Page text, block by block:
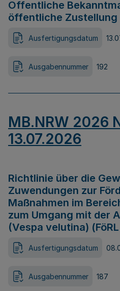
Öffentliche
öffentliche Zustellung
Ausfertigungsdatum
Ausgabennummer 192
MB.NRW 2026
13.07.2026
Richtlinie über die
Zuwendungen zur
Maßnahmen im
zum Umgang mit der
(Vespa velutina)
Ausfertigungsdatum
Ausgabennummer 187